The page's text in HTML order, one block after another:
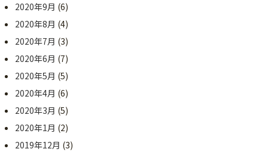
2020年9月 (6)
2020年8月 (4)
2020年7月 (3)
2020年6月 (7)
2020年5月 (5)
2020年4月 (6)
2020年3月 (5)
2020年1月 (2)
2019年12月 (3)